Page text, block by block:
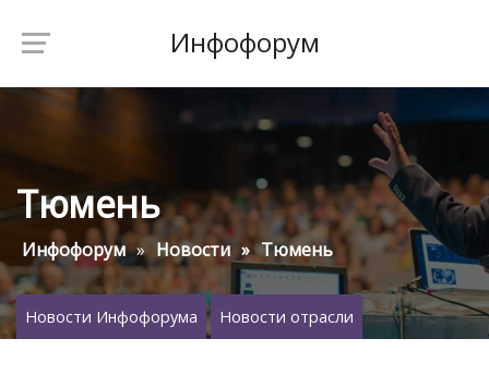
Инфофорум
Тюмень
Инфофорум Новости Тюмень
Новости Инфофорума Новости отрасли